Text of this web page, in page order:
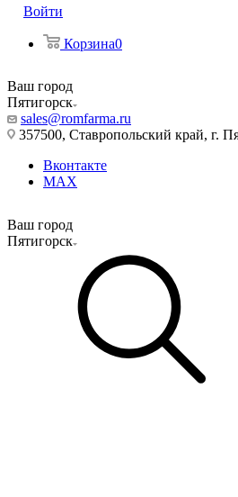
Войти
Корзина0
Ваш город
Пятигорск
sales@romfarma.ru
357500, Ставропольский край, г.
Вконтакте
MAX
Ваш город
Пятигорск